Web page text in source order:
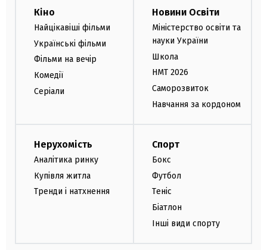
Кіно
Найцікавіші фільми
Українські фільми
Фільми на вечір
Комедії
Серіали
Новини Освіти
Міністерство освіти та
науки України
Школа
НМТ 2026
Саморозвиток
Навчання за кордоном
Нерухомість
Аналітика ринку
Купівля житла
Тренди і натхнення
Спорт
Бокс
Футбол
Теніс
Біатлон
Інші види спорту